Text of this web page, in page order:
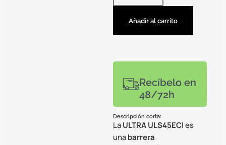
Añadir al carrito
Recíbelo en
48/72h
Descripción corta:
LaULTRA ULS45ECIes
unabarrera